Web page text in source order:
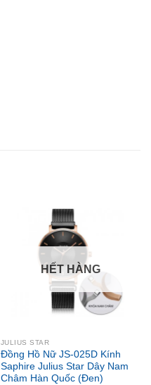
HẾT HÀNG
JULIUS STAR
Đồng Hồ Nữ JS-025D Kính
Saphire Julius Star Dây Nam
Châm Hàn Quốc (Đen)